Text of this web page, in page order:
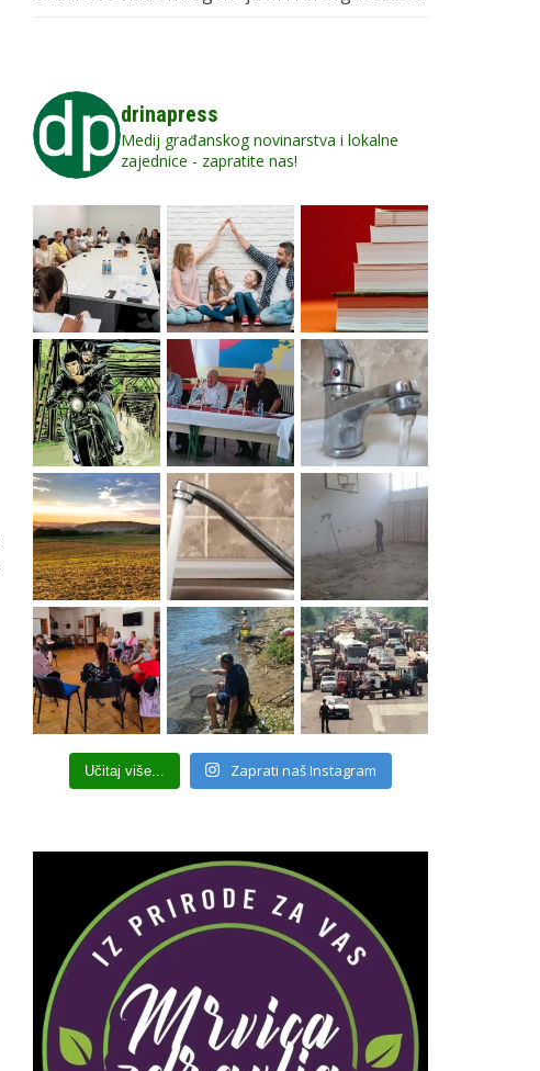
drinapress
Medij građanskog novinarstva i lokalne
zajednice - zapratite nas!
Učitaj više... Zaprati naš Instagram